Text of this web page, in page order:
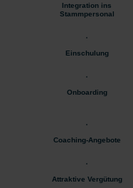
Integration ins
Stammpersonal
Einschulung
Onboarding
Coaching-Angebote
Attraktive Vergütung